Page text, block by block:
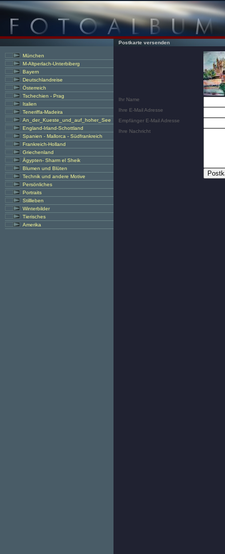
Postkarte versenden
München
M-Altperlach-Unterbiberg
Bayern
Deutschlandreise
Österreich
Tschechien - Prag
Italien
Teneriffa-Madeira
An_der_Kueste_und_auf_hoher_See
England-Irland-Schottland
Spanien - Mallorca - Südfrankreich
Frankreich-Holland
Griechenland
Ägypten- Sharm el Sheik
Blumen und Blüten
Technik und andere Motive
Persönliches
Portraits
Stillleben
Winterbilder
Tierisches
Amerika
Ihr Name
Ihre E-Mail Adresse
Empfänger E-Mail Adresse
Ihre Nachricht